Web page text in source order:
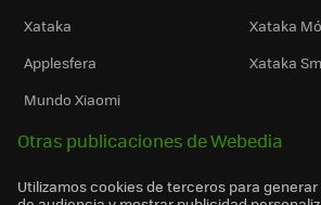
Xataka
Xataka
Applesfera
Xataka
Mundo Xiaomi
Otras publicaciones de Webedia
Utilizamos cookies de terceros para